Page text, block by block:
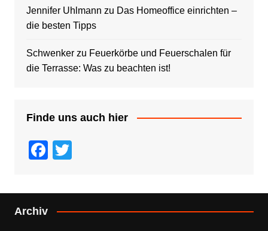
Jennifer Uhlmann zu Das Homeoffice einrichten –
die besten Tipps
Schwenkerzu Feuerkörbe und Feuerschalen für
die Terrasse: Was zu beachten ist!
Finde uns auch hier
F
c
e
tt
er
Archiv